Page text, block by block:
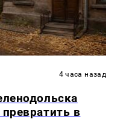
4 часа назад
в